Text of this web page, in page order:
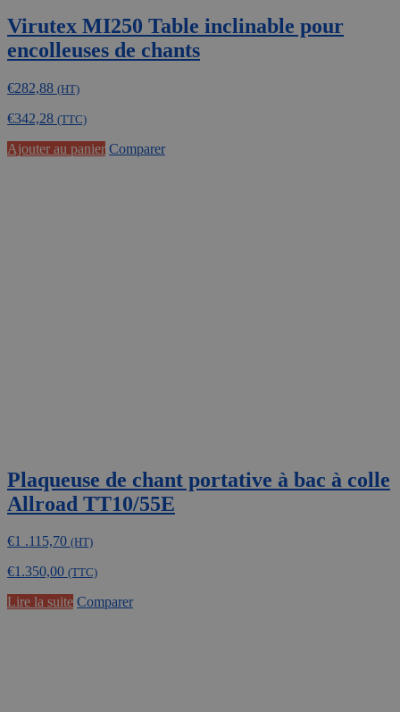
Virutex MI250 Table inclinable pour
encolleuses de chants
€282,88 (HT)
€342,28 (TTC)
Ajouter au panier Comparer
Plaqueuse de chant portative à bac à colle
Allroad TT10/55E
€1 .115,70 (HT)
€1.350,00 (TTC)
Lire la suite Comparer